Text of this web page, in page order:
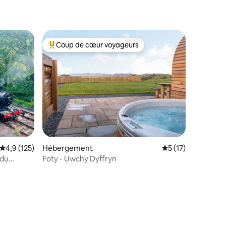
: 4,98 sur 5
appréciés
Évaluation moyenne sur la base de 125 commentaires : 4,9 sur 5
4,9 (125)
Coups de cœur voyageurs les plus appréciés
Coup de cœur voyageurs
Hébergement Évaluation
5 (17)
Foty - Uwchy Dyffryn